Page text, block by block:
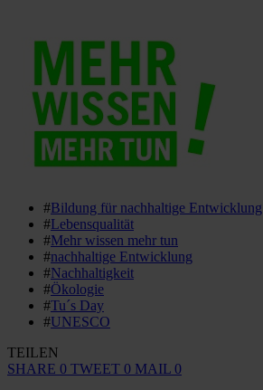
#Bildung für nachhaltige Entwicklung
#Lebensqualität
#Mehr wissen mehr tun
#nachhaltige Entwicklung
#Nachhaltigkeit
#Ökologie
#Tu´s Day
#UNESCO
TEILEN
SHARE 0 TWEET 0 MAIL 0